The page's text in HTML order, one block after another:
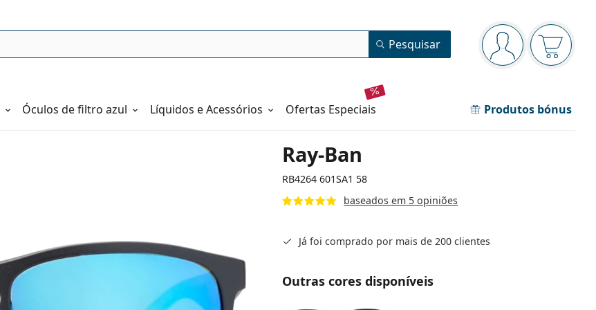
Painel de navegação
está conectado
O cesto
Pesquisar
Óculos de filtro azul Líquidos e Acessórios ofertas especiais Produtos bónus
Ray-Ban
RB4264 601SA1 58
baseados em 5 opiniões
Já foi comprado por mais de 200 clientes
Outras cores disponíveis